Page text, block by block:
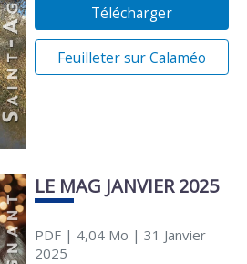
Télécharger
Feuilleter sur Calaméo
LE MAG JANVIER 2025
PDF| 4,04 Mo | 31 Janvier
2025